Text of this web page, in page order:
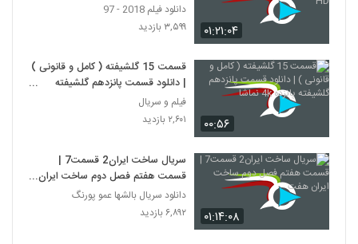
۰۱:۲۱:۰۴
دانلود فیلم 2018 - 97
۳,۵۹۹ بازدید
۰۰:۵۶
قسمت 15 گلشیفته ( کامل و قانونی )
| دانلود قسمت پانزدهم گلشیفته
پانزده 4k نماشا
فیلم و سریال
۲,۶۰۱ بازدید
۰۱:۱۴:۰۸
سریال ساخت ایران2 قسمت7 |
قسمت هفتم فصل دوم ساخت ایران
هفت
دانلود سریال بالشها عمو پورنگ
۶,۸۹۲ بازدید